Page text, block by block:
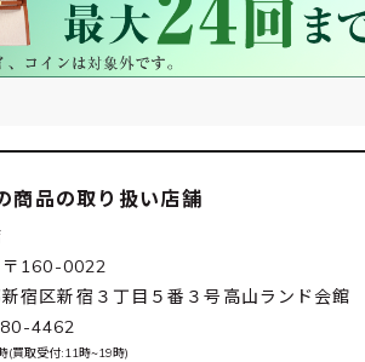
商品の取り扱い店舗
〒160-0022
宿区新宿３丁目５番３号高山ランド会
4462
(買取受付:11時~19時)